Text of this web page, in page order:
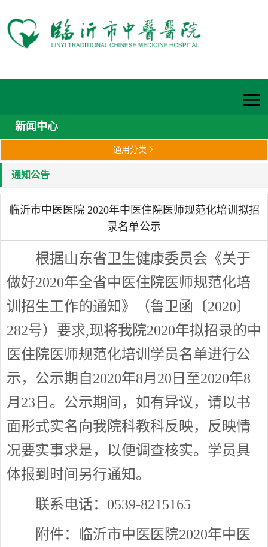
新闻中心
通用分类 
通知公告
临沂市中医医院 2020年中医住院医师规范化培训拟招
录名单公示
根据山东省卫生健康委员会《关于
做好2020年全省中医住院医师规范化培
训招生工作的通知》（鲁卫函〔2020〕
282号）要求,现将我院2020年拟招录的中
医住院医师规范化培训学员名单进行公
示，公示期自2020年8月20日至2020年8
月23日。公示期间，如有异议，请以书
面形式实名向我院科教科反映，反映情
况要实事求是，以便调查核实。学员具
体报到时间另行通知。
联系电话：0539-8215165
附件：临沂市中医医院2020年中医